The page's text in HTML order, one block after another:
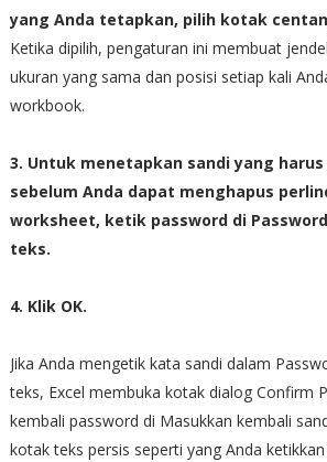
yang Anda tetapkan, pilih kotak
Ketika dipilih, pengaturan ini membuat
ukuran yang sama dan posisi setiap kali
workbook.
3. Untuk menetapkan sandi yang
sebelum Anda dapat menghapus
worksheet, ketik password di
teks.
4. Klik OK.
Jika Anda mengetik kata sandi dalam
teks, Excel membuka kotak dialog Confirm
kembali password di Masukkan kembali
kotak teks persis seperti yang Anda